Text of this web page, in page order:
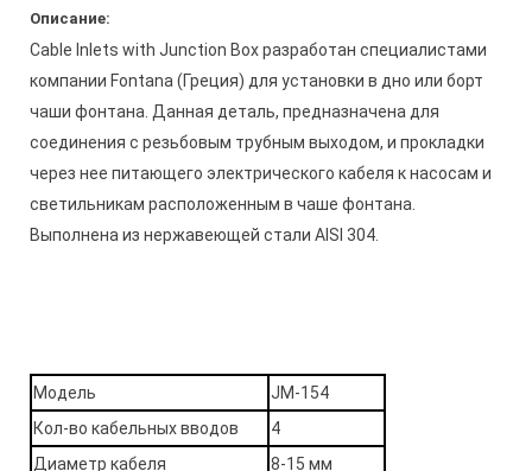
Описание:
Cable Inlets with Junction Box разработан специалистами
компании Fontana (Греция) для установки в дно или борт
чаши фонтана. Данная деталь, предназначена для
соединения с резьбовым трубным выходом, и прокладки
через нее питающего электрического кабеля к насосам и
светильникам расположенным в чаше фонтана.
Выполнена из нержавеющей стали AISI 304.
Модель
JM-154
Кол-во кабельных вводов
4
Диаметр кабеля
8-15 мм